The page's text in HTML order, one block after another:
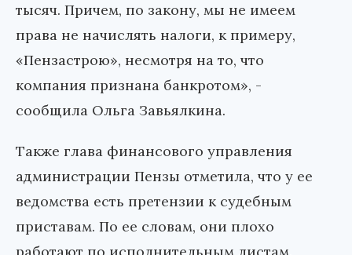
тысяч. Причем, по закону, мы не имеем
права не начислять налоги, к примеру,
«Пензастрою», несмотря на то, что
компания признана банкротом», -
сообщила Ольга Завьялкина.
Также глава финансового управления
администрации Пензы отметила, что у ее
ведомства есть претензии к судебным
приставам. По ее словам, они плохо